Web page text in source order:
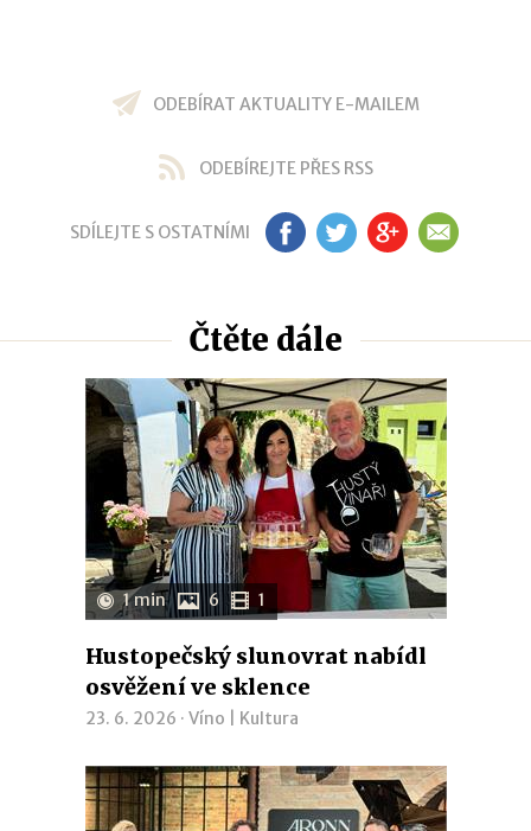
ODEBÍRAT AKTUALITY E-MAILEM
ODEBÍREJTE PŘES RSS
SDÍLEJTE S OSTATNÍMI FB TW GP EM
Čtěte dále
1 min 6 1
Hustopečský slunovrat nabídl
osvěžení ve sklence
23. 6. 2026 · Víno Kultura